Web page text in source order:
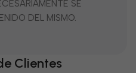
SE
DEL MISMO.
Clientes